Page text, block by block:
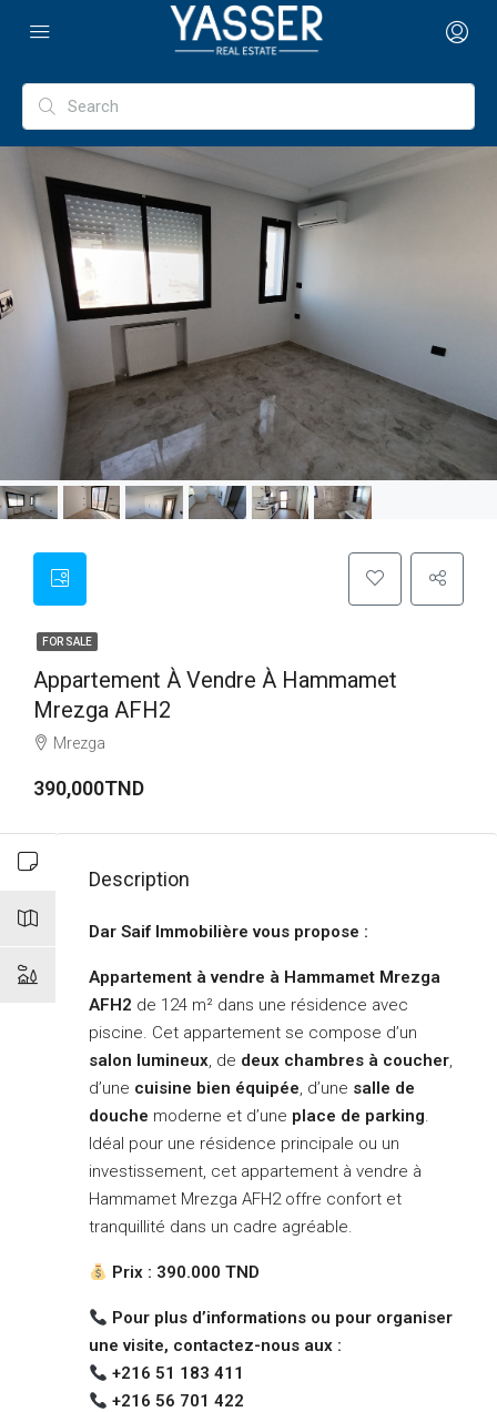
FOR SALE
Appartement À Vendre À Hammamet
Mrezga AFH2
Mrezga
390,000TND
Description
Dar Saif Immobilière vous propose :
Appartement à vendre à Hammamet Mrezga
AFH2 de 124 m² dans une résidence avec
piscine. Cet appartement se compose d’un
salon lumineux, de deux chambres à coucher,
d’une cuisine bien équipée, d’une salle de
douche moderne et d’une place de parking.
Idéal pour une résidence principale ou un
investissement, cet appartement à vendre à
Hammamet Mrezga AFH2 offre confort et
tranquillité dans un cadre agréable.
Prix : 390.000 TND
Pour plus d’informations ou pour organiser
une visite, contactez-nous aux :
+216 51 183 411
+216 56 701 422